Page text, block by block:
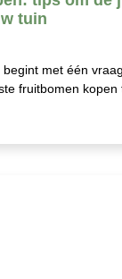
tuin
met één
fruitbomen